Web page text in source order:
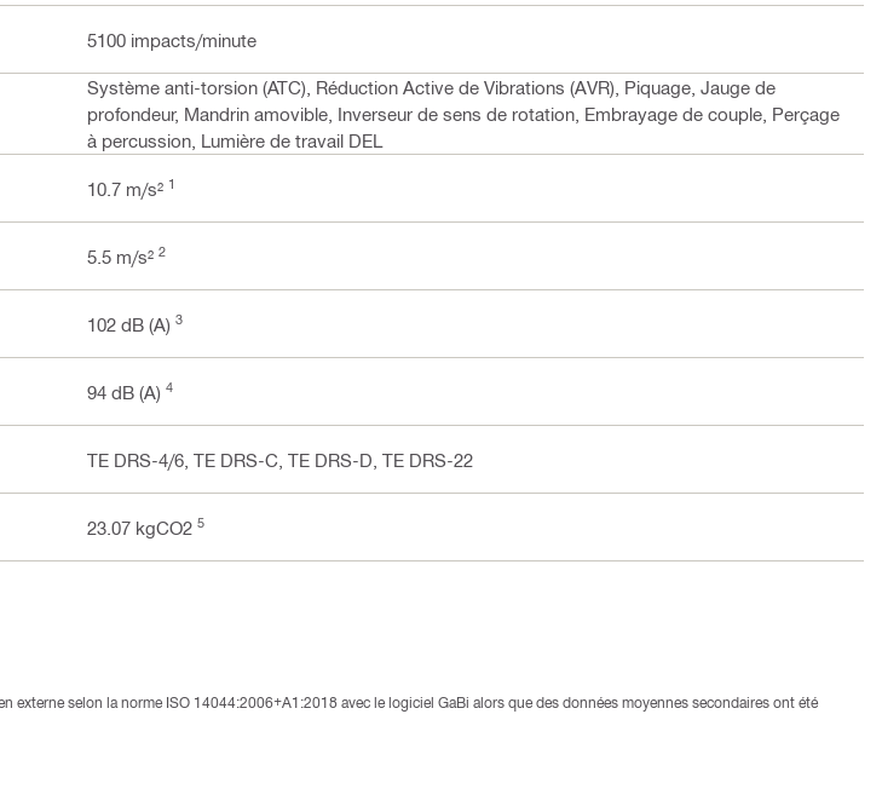
5100 impacts/minute
Système anti-torsion (ATC), Réduction Active de Vibrations (AVR), Piquage, Jauge de
profondeur, Mandrin amovible, Inverseur de sens de rotation, Embrayage de couple, Perçage
à percussion, Lumière de travail DEL
10.7 m/s² 1
5.5 m/s² 2
102 dB (A) 3
94 dB (A) 4
TE DRS-4/6, TE DRS-C, TE DRS-D, TE DRS-22
23.07 kgCO2 5
selon la norme ISO 14044:2006+A1:2018 avec le logiciel GaBi alors que des données moyennes secondaires ont été